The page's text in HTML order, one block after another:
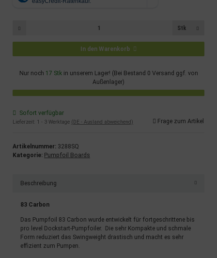
Stk
In den Warenkorb
Nur noch 17 Stkin unserem Lager! (Bei Bestand 0 Versand ggf. von
Außenlager)
Sofort verfügbar
Lieferzeit: 1 - 3 Werktage (DE - Ausland abweichend) Frage zum Artikel
Artikelnummer: 3288SQ
Kategorie: Pumpfoil Boards
Beschreibung
83 Carbon
Das Pumpfoil 83 Carbon wurde entwickelt für fortgeschrittene bis
pro level Dockstart-Pumpfoiler. Die sehr Kompakte und schmale
Form reduziert das Swingweight drastisch und macht es sehr
effizient zum Pumpen.